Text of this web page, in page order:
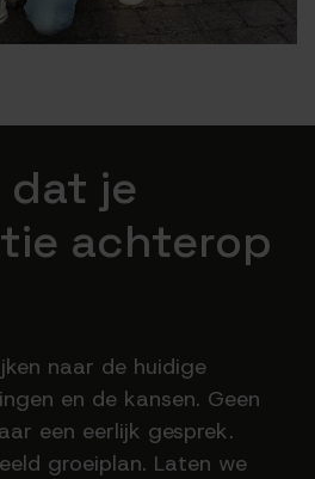
dat je
achterop
naar de huidige
en de kansen. Geen
een eerlijk gesprek.
groeiplan. Laten we